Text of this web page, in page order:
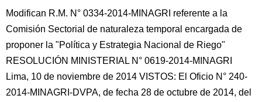
Modifican R.M. N° 0334-2014-MINAGRI referente a la
Comisión Sectorial de naturaleza temporal encargada de
proponer la "Política y Estrategia Nacional de Riego"
RESOLUCIÓN MINISTERIAL N° 0619-2014-MINAGRI
Lima, 10 de noviembre de 2014 VISTOS: El Oficio N° 240-
2014-MINAGRI-DVPA, de fecha 28 de octubre de 2014, del